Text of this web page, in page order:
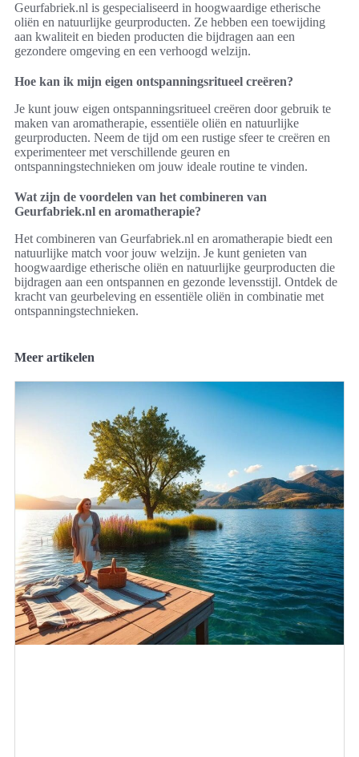
Geurfabriek.nl is gespecialiseerd in hoogwaardige etherische
oliën en natuurlijke geurproducten. Ze hebben een toewijding
aan kwaliteit en bieden producten die bijdragen aan een
gezondere omgeving en een verhoogd welzijn.
Hoe kan ik mijn eigen ontspanningsritueel creëren?
Je kunt jouw eigen ontspanningsritueel creëren door gebruik te
maken van aromatherapie, essentiële oliën en natuurlijke
geurproducten. Neem de tijd om een rustige sfeer te creëren en
experimenteer met verschillende geuren en
ontspanningstechnieken om jouw ideale routine te vinden.
Wat zijn de voordelen van het combineren van
Geurfabriek.nl en aromatherapie?
Het combineren van Geurfabriek.nl en aromatherapie biedt een
natuurlijke match voor jouw welzijn. Je kunt genieten van
hoogwaardige etherische oliën en natuurlijke geurproducten die
bijdragen aan een ontspannen en gezonde levensstijl. Ontdek de
kracht van geurbeleving en essentiële oliën in combinatie met
ontspanningstechnieken.
Meer artikelen